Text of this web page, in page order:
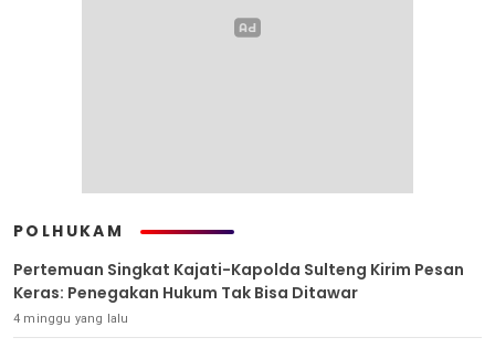
POLHUKAM
Pertemuan Singkat Kajati-Kapolda Sulteng Kirim Pesan
Keras: Penegakan Hukum Tak Bisa Ditawar
4 minggu yang lalu